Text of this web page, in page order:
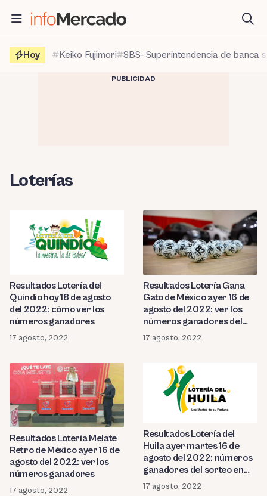
contenido
Hoy
Keiko Fujimori SBS- Superintendencia de banca
PUBLICIDAD
Loterías
Resultados Lotería del
Quindío hoy 18 de agosto
del 2022: cómo ver los
números ganadores
17 agosto, 2022
Resultados Lotería Gana
Gato de México ayer 16 de
agosto del 2022: ver los
números ganadores del
sorteo
17 agosto, 2022
Resultados Lotería Melate
Retro de México ayer 16 de
agosto del 2022: ver los
números ganadores
17 agosto, 2022
Resultados Lotería del
Huila ayer martes 16 de
agosto del 2022: números
ganadores del sorteo en
Colombia
17 agosto, 2022